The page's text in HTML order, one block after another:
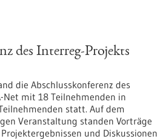
des Interreg-Projekts
die Abschlusskonferenz des
Net mit 18 Teilnehmenden in
statt. Auf dem
Veranstaltung standen Vorträge
und Diskussionen